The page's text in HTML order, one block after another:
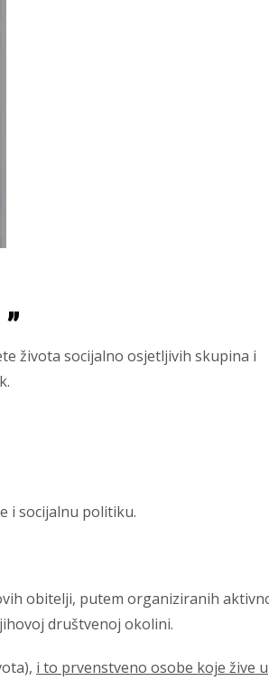
života socijalno osjetljivih skupina i
i socijalnu politiku.
obitelji, putem organiziranih
društvenoj okolini.
i to prvenstveno osobe koje žive u